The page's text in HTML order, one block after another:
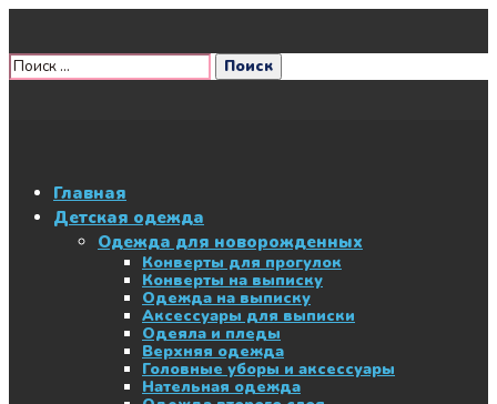
Главная
Детская одежда
Одежда для новорожденных
Конверты для прогулок
Конверты на выписку
Одежда на выписку
Аксессуары для выписки
Одеяла и пледы
Верхняя одежда
Головные уборы и аксессуары
Нательная одежда